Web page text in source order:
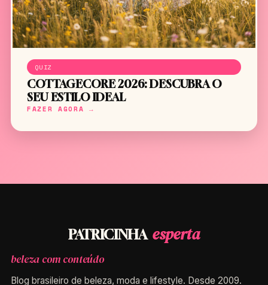
QUIZ
COTTAGECORE 2026: DESCUBRA O
SEU ESTILO IDEAL
FAZER AGORA →
PATRICINHA esperta
beleza com conteúdo
Blog brasileiro de beleza, moda e lifestyle. Desde 2009.